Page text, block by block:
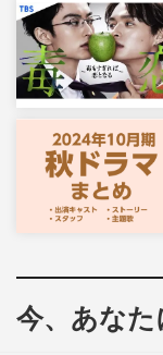
クラスで浮いてい
めるグループの
を自らの唇に塗ろ
（MBS）、現在
ー』（フジテレ
している『神様
（日本テレビ系）
Teacher」レギュ
れている。
今、あなた